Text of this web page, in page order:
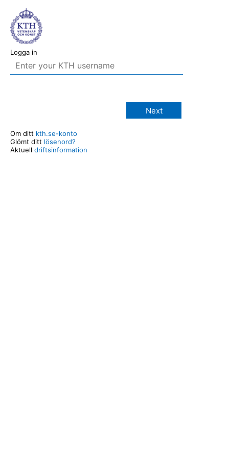
Logga in
Next
Om ditt kth.se-konto
Glömt ditt lösenord?
Aktuell driftsinformation